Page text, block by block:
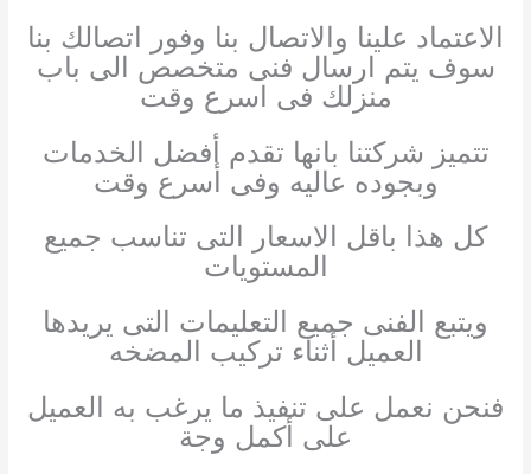
الاعتماد علينا والاتصال بنا وفور اتصالك بنا
سوف يتم ارسال فنى متخصص الى باب
منزلك فى اسرع وقت
تتميز شركتنا بانها تقدم أفضل الخدمات
وبجوده عاليه وفى أسرع وقت
كل هذا باقل الاسعار التى تناسب جميع
المستويات
ويتبع الفنى جميع التعليمات التى يريدها
العميل أثناء تركيب المضخه
فنحن نعمل على تنفيذ ما يرغب به العميل
على أكمل وجة